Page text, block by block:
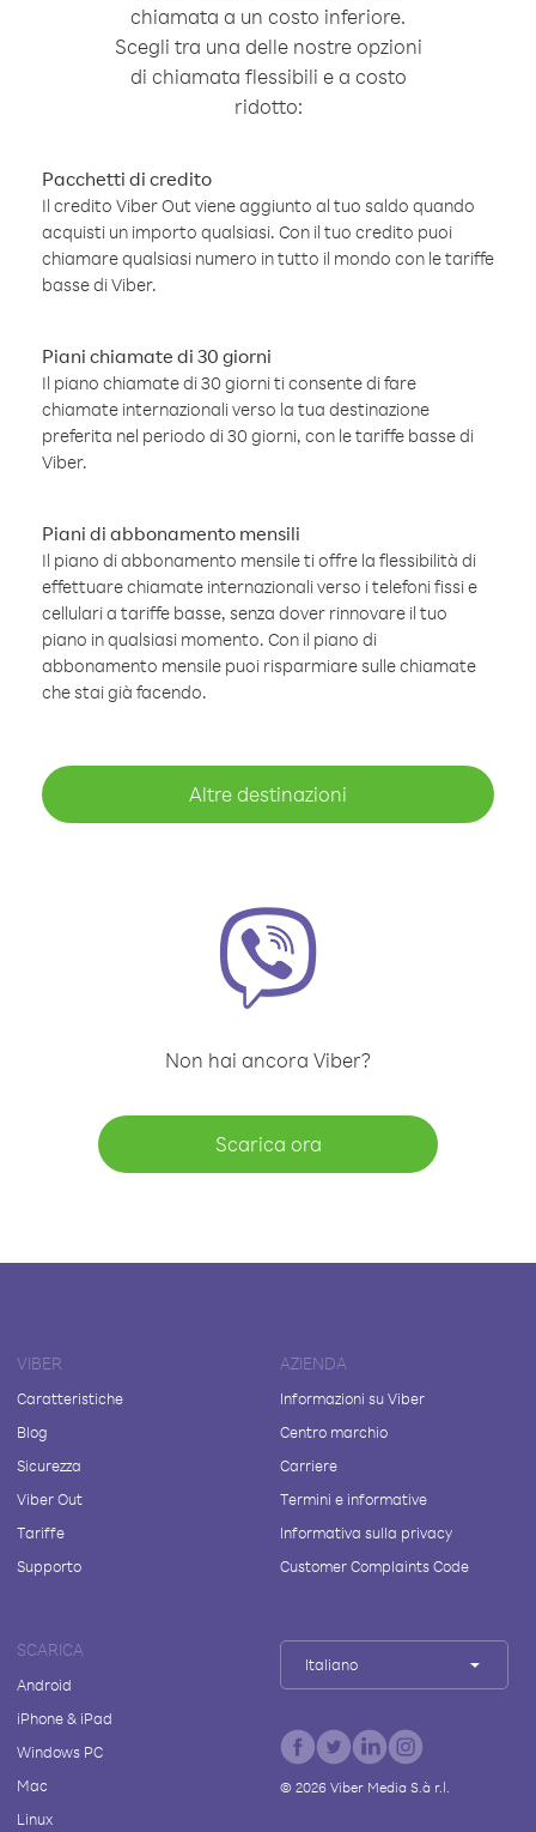
chiamata a un costo inferiore.
Scegli tra una delle nostre opzioni
di chiamata flessibili e a costo
ridotto:
Pacchetti di credito
Il credito Viber Out viene aggiunto al tuo saldo quando
acquisti un importo qualsiasi. Con il tuo credito puoi
chiamare qualsiasi numero in tutto il mondo con le tariffe
basse di Viber.
Piani chiamate di 30 giorni
Il piano chiamate di 30 giorni ti consente di fare
chiamate internazionali verso la tua destinazione
preferita nel periodo di 30 giorni, con le tariffe basse di
Viber.
Piani di abbonamento mensili
Il piano di abbonamento mensile ti offre la flessibilità di
effettuare chiamate internazionali verso i telefoni fissi e
cellulari a tariffe basse, senza dover rinnovare il tuo
piano in qualsiasi momento. Con il piano di
abbonamento mensile puoi risparmiare sulle chiamate
che stai già facendo.
Altre destinazioni
Non hai ancora Viber?
Scarica ora
VIBER
Caratteristiche
Blog
Sicurezza
Viber Out
Tariffe
Supporto
AZIENDA
Informazioni su Viber
Centro marchio
Carriere
Termini e informative
Informativa sulla privacy
Customer Complaints Code
SCARICA
Android
iPhone & iPad
Windows PC
Mac
Linux
Italiano
© 2026Viber Media S.à r.l.